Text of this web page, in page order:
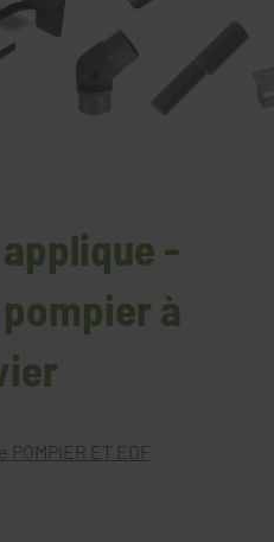
-
à
POMPIER ET EDF